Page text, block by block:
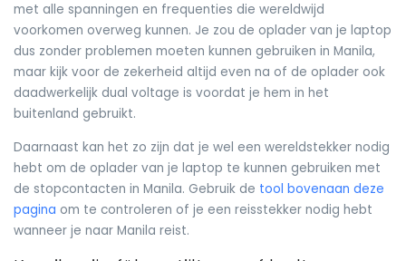
met alle spanningen en frequenties die wereldwijd
voorkomen overweg kunnen. Je zou de oplader van je laptop
dus zonder problemen moeten kunnen gebruiken in Manila,
maar kijk voor de zekerheid altijd even na of de oplader ook
daadwerkelijk dual voltage is voordat je hem in het
buitenland gebruikt.
Daarnaast kan het zo zijn dat je wel een wereldstekker nodig
hebt om de oplader van je laptop te kunnen gebruiken met
de stopcontacten in Manila. Gebruik de tool bovenaan deze
pagina om te controleren of je een reisstekker nodig hebt
wanneer je naar Manila reist.